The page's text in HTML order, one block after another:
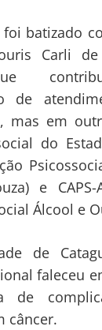
batizado
Carli
de
mas em
do
e
Álcool e
de
faleceu
de
câncer.